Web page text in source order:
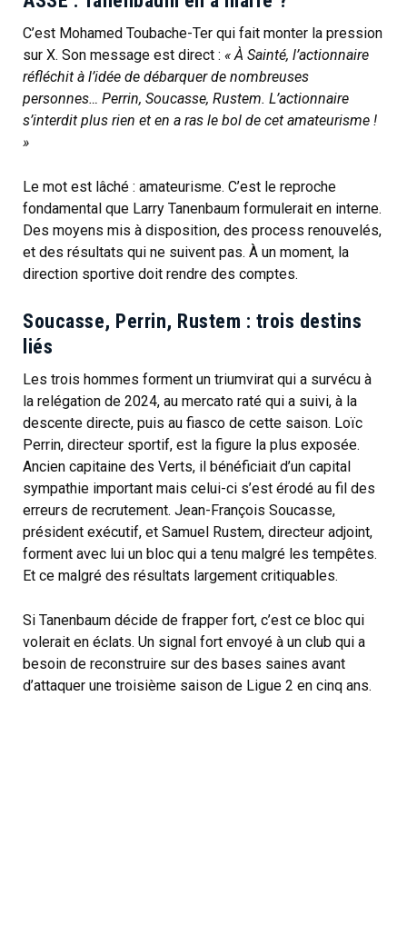
C’est Mohamed Toubache-Ter qui fait monter la pression
sur X. Son message est direct : « À Sainté, l’actionnaire
réfléchit à l’idée de débarquer de nombreuses
personnes… Perrin, Soucasse, Rustem. L’actionnaire
s’interdit plus rien et en a ras le bol de cet amateurisme !
»
Le mot est lâché : amateurisme. C’est le reproche
fondamental que Larry Tanenbaum formulerait en interne.
Des moyens mis à disposition, des process renouvelés,
et des résultats qui ne suivent pas. À un moment, la
direction sportive doit rendre des comptes.
Soucasse, Perrin, Rustem : trois destins
liés
Les trois hommes forment un triumvirat qui a survécu à
la relégation de 2024, au mercato raté qui a suivi, à la
descente directe, puis au fiasco de cette saison. Loïc
Perrin, directeur sportif, est la figure la plus exposée.
Ancien capitaine des Verts, il bénéficiait d’un capital
sympathie important mais celui-ci s’est érodé au fil des
erreurs de recrutement. Jean-François Soucasse,
président exécutif, et Samuel Rustem, directeur adjoint,
forment avec lui un bloc qui a tenu malgré les tempêtes.
Et ce malgré des résultats largement critiquables.
Si Tanenbaum décide de frapper fort, c’est ce bloc qui
volerait en éclats. Un signal fort envoyé à un club qui a
besoin de reconstruire sur des bases saines avant
d’attaquer une troisième saison de Ligue 2 en cinq ans.